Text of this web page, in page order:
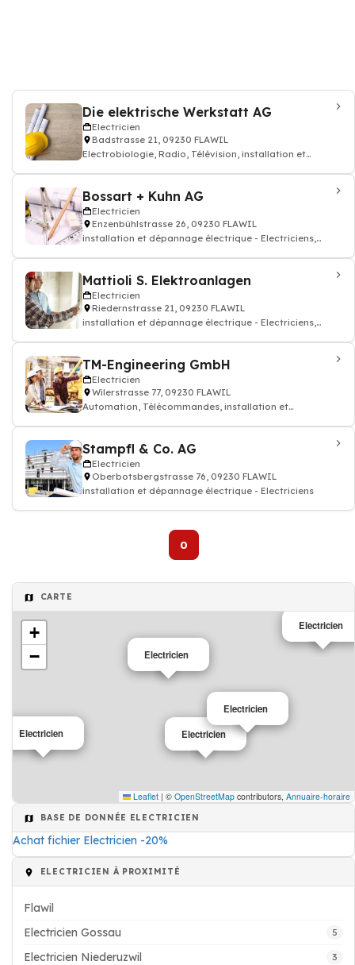
Die elektrische Werkstatt AG
Electricien
Badstrasse 21, 09230 FLAWIL
Electrobiologie, Radio, Télévision, installation et
Bossart + Kuhn AG
Electricien
Enzenbühlstrasse 26, 09230 FLAWIL
installation et dépannage électrique - Electriciens,
Mattioli S. Elektroanlagen
Electricien
Riedernstrasse 21, 09230 FLAWIL
installation et dépannage électrique - Electriciens,
TM-Engineering GmbH
Electricien
Wilerstrasse 77, 09230 FLAWIL
Automation, Télécommandes, installation et
Stampfl & Co. AG
Electricien
Oberbotsbergstrasse 76, 09230 FLAWIL
installation et dépannage électrique - Electriciens
0
CARTE
Electricien
Electricien
Electricien
Electricien
Electricien
+
−
Leaflet | © OpenStreetMap contributors, Annuaire-horaire
BASE DE DONNÉE ELECTRICIEN
Achat fichier Electricien -20%
ELECTRICIEN À PROXIMITÉ
Flawil
Electricien Gossau
5
Electricien Niederuzwil 3